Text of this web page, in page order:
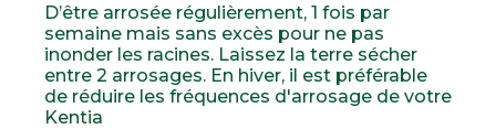
D’être arrosée régulièrement, 1 fois par
semaine mais sans excès pour ne pas
inonder les racines. Laissez la terre sécher
entre 2 arrosages. En hiver, il est préférable
de réduire les fréquences d'arrosage de votre
Kentia